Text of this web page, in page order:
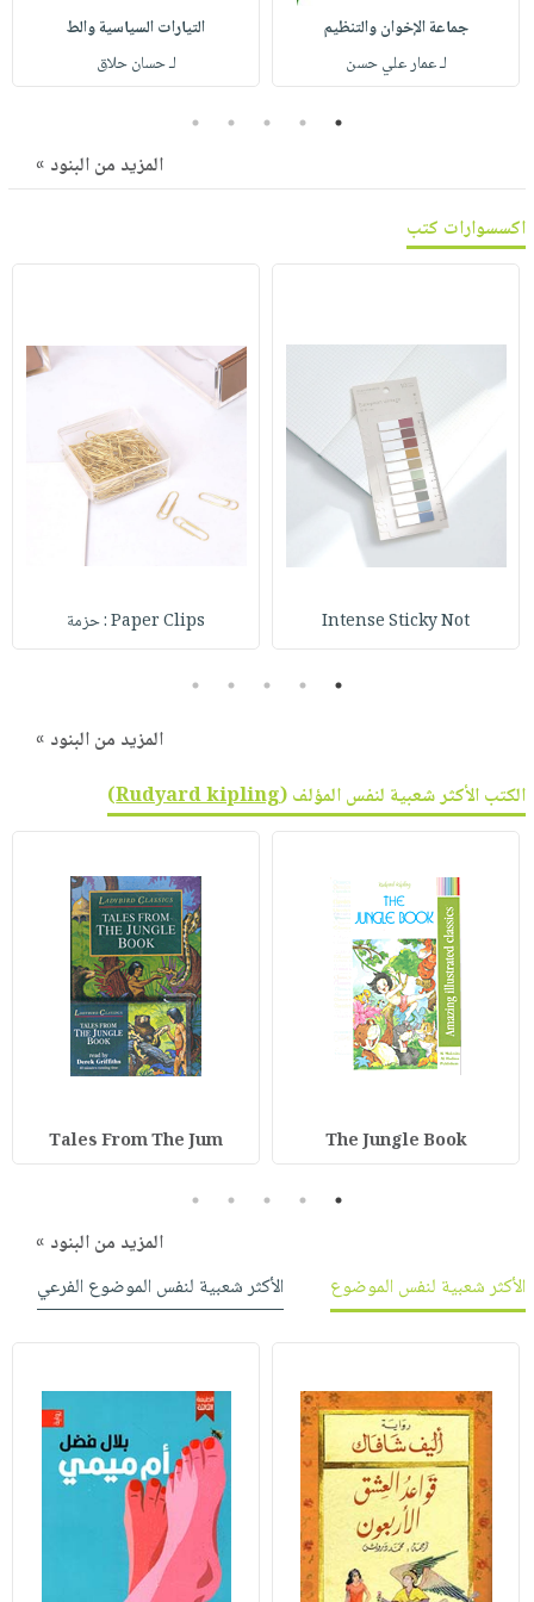
أطفال
مناسبات
فيديوهات
أسئلة
يتكرر
نيل
وفرات
انشر
عربةجماعة الإخوان والتنظيم
لـ عمار علي حسن
التيارات السياسية والط
لـ حسان حلاق
1
2
3
4
5
المزيد من البنود »
اكسسوارات كتب
Intense Sticky Not Paper Clips : حزمة
1
2
3
4
5
المزيد من البنود »
الكتب الأكثر شعبية لنفس المؤلف (Rudyard kipling
)
The Jungle Book
Tales From The Jum
1
2
3
4
5
المزيد من البنود »
الأكثر شعبية لنفس الموضوع
الأكثر شعبية لنفس الموضوع الفرعي